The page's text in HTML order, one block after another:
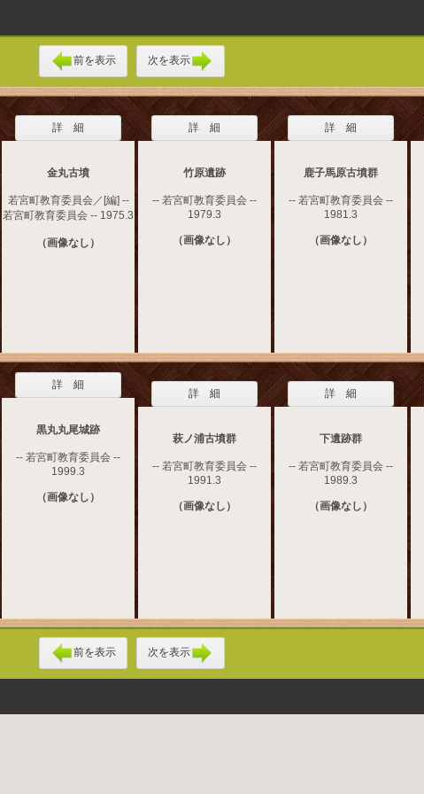
前を表示 次を表示
詳 細
金丸古墳
若宮町教育委員会／[編] --
若宮町教育委員会 -- 1975.3
（画像なし）
詳 細
竹原遺跡
-- 若宮町教育委員会 --
1979.3
（画像なし）
詳 細
鹿子馬原古墳群
-- 若宮町教育委員会 --
1981.3
（画像なし）
詳 細
黒丸丸尾城跡
-- 若宮町教育委員会 --
1999.3
（画像なし）
詳 細
萩ノ浦古墳群
-- 若宮町教育委員会 --
1991.3
（画像なし）
詳 細
下遺跡群
-- 若宮町教育委員会 --
1989.3
（画像なし）
前を表示 次を表示